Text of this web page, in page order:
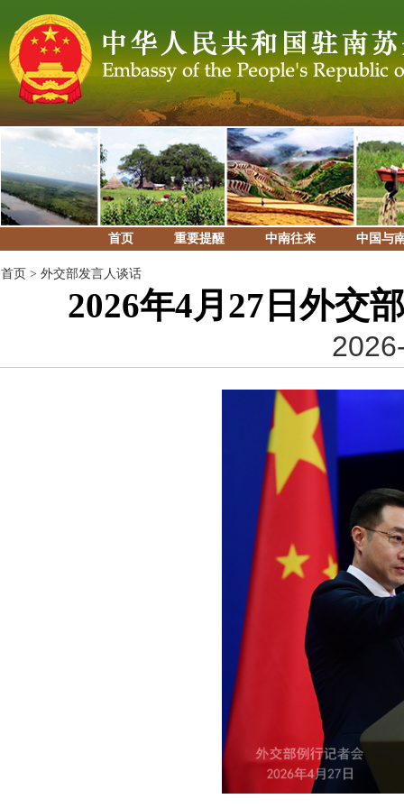
首页 重要提醒 中南往来 中国与
首页 > 外交部发言人谈话
2026年4月27日外交